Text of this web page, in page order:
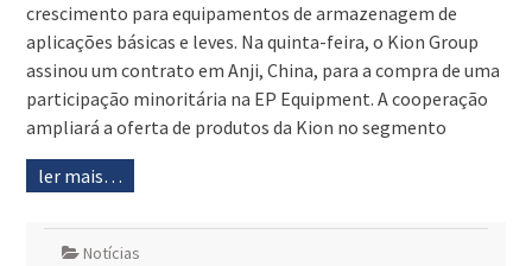
crescimento para equipamentos de armazenagem de
aplicações básicas e leves. Na quinta-feira, o Kion Group
assinou um contrato em Anji, China, para a compra de uma
participação minoritária na EP Equipment. A cooperação
ampliará a oferta de produtos da Kion no segmento
ler mais…
Notícias